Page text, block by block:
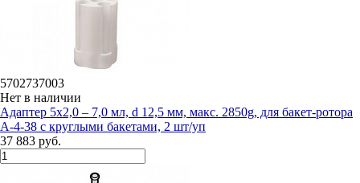
5702737003
Нет в наличии
Адаптер 5х2,0 – 7,0 мл, d 12,5 мм, макс. 2850g, для бакет-ротора
А-4-38 с круглыми бакетами, 2 шт/уп
37 883 руб.